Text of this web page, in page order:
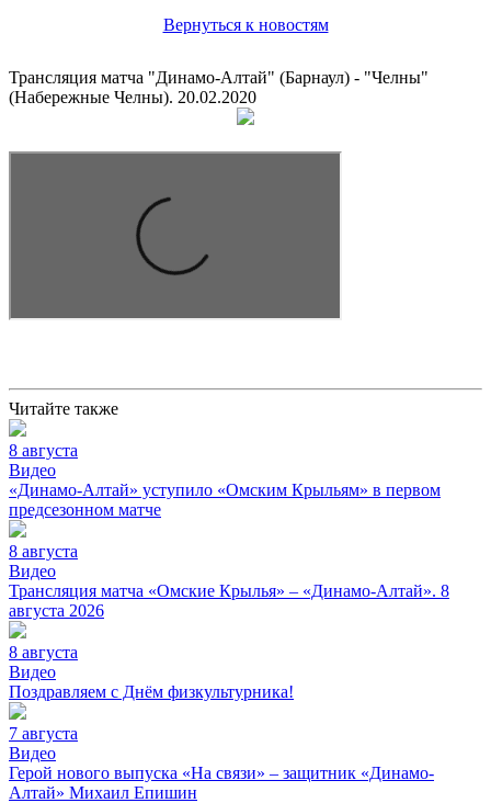
Вернуться к новостям
Трансляция матча "Динамо-Алтай" (Барнаул) - "Челны"
(Набережные Челны). 20.02.2020
Читайте также
8 августа
Видео
«Динамо-Алтай» уступило «Омским Крыльям» в первом
предсезонном матче
8 августа
Видео
Трансляция матча «Омские Крылья» – «Динамо-Алтай». 8
августа 2026
8 августа
Видео
Поздравляем с Днём физкультурника!
7 августа
Видео
Герой нового выпуска «На связи» – защитник «Динамо-
Алтай» Михаил Епишин